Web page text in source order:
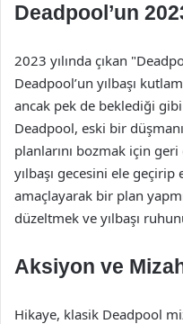
Deadpool’un
2023 yılında çıkan
Deadpool’un yılbaşı
ancak pek de beklediği
Deadpool, eski bir
planlarını bozmak için
yılbaşı gecesini ele
amaçlayarak bir plan
düzeltmek ve yılbaşı
Aksiyon ve
Hikaye, klasik Deadpool